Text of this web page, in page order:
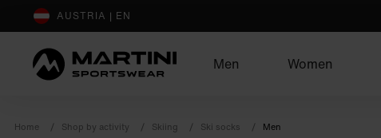
sr.Table Of Content
AUSTRIA | EN
Men Women
Home Shop by activity Skiing Ski socks Men